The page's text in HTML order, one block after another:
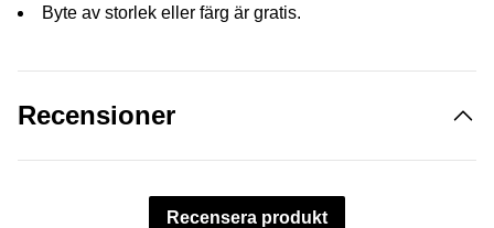
Byte av storlek eller färg är gratis.
Recensioner
Recensera produkt